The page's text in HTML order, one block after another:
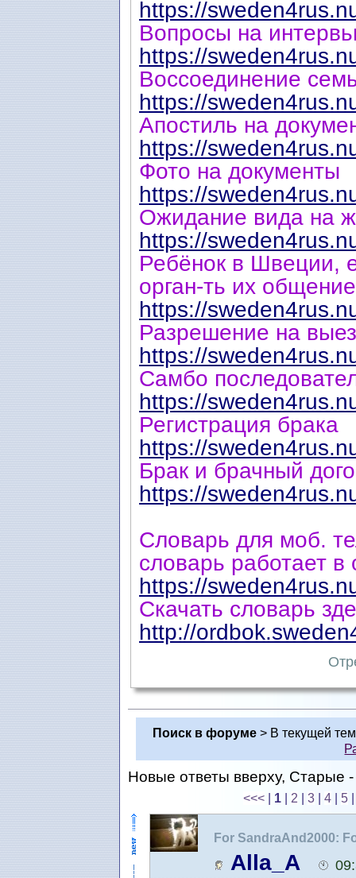
https://
Вопросы на
https://
Воссоединение
https://
Апостиль на
https://
Фото на документы
https://
Ожидание вида на
https://
Ребёнок в Швеции,
орган-ть их
https://
Разрешение на
https://
Самбо
https://
Регистрация брака
https://
Брак и брачный
https://
Cловарь для моб.
cловарь работает
https://
Скачать словарь
http://
Поиск в форуме > В текущей
Новые ответы вверху, Старые -
<<< 1 2 3 4 5
For SandraAnd2000:
воссоединение
Alla_A